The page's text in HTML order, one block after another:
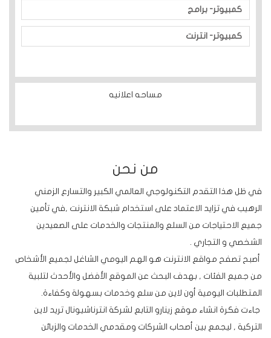
كمبيوتر- برامج
كمبيوتر- انترنت
مساحه اعلانيه
من نحن
في ظل هذا التقدم التكنولوجي العالمي الكبير والتسارع الزمني
الرهيب في تزايد الاعتماد على استخدام شبكة الانترنت ,في تأمين
جميع الاحتياجات من السلع والمنتجات والخدمات على الصعيدين
الشخصي و التجاري .
أصبح تصفح مواقع الانترنت هو الهم اليومي الشاغل لجميع الأشخاص
من جميع الفئات , بهدف البحث عن الموقع الأفضل والأحدث لتلبية
المتطلبات اليومية أون لاين من سلع وخدمات بسهولة وكفاءة.
جاءت فكرة انشاء موقع زينارو التابع لشركة انترناشيونال تريد لاين
التركية , ليجمع بين أصحاب الشركات ومقدمي الخدمات والزبائن